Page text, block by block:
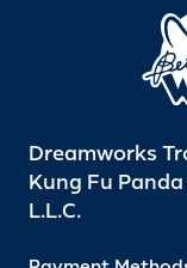
Dreamworks
Kung Fu
L.L.C.